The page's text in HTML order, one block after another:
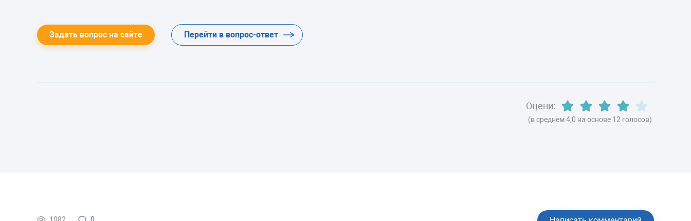
Задать вопрос на сайте Перейти в вопрос-ответ
Оцени:
(в среднем 4,0 на основе 12 голосов)
1082 0